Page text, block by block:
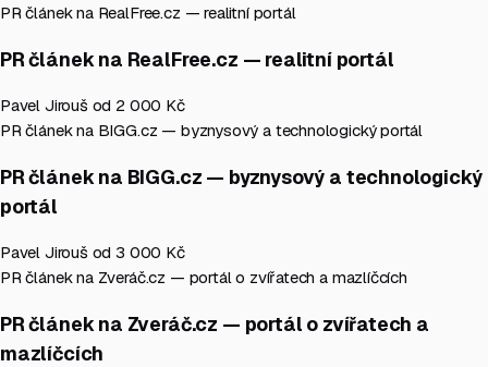
PR článek na RealFree.cz — realitní portál
PR článek na RealFree.cz — realitní portál
Pavel Jirouš od 2 000 Kč
PR článek na BIGG.cz — byznysový a technologický portál
PR článek na BIGG.cz — byznysový a technologický
portál
Pavel Jirouš od 3 000 Kč
PR článek na Zveráč.cz — portál o zvířatech a mazlíčcích
PR článek na Zveráč.cz — portál o zvířatech a
mazlíčcích